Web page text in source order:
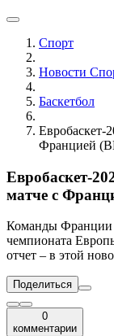
Спорт
Новости
Баскетбол
Евробаскет-
Францией
Евробаскет-
матче с
Команды Франции
чемпионата
отчет – в этой
Поделиться
0
комментарии